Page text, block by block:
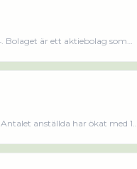
Bolaget är ett aktiebolag som
anställda har ökat med 1